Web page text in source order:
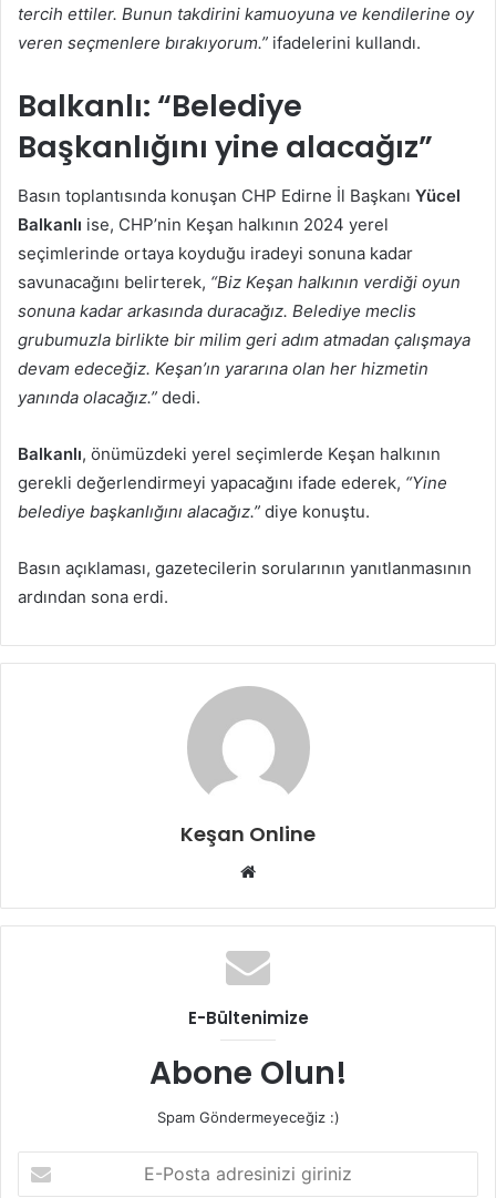
tercih ettiler. Bunun takdirini kamuoyuna ve kendilerine oy
veren seçmenlere bırakıyorum.” ifadelerini kullandı.
Balkanlı: “Belediye
Başkanlığını yine alacağız”
Basın toplantısında konuşan CHP Edirne İl Başkanı Yücel
Balkanlı ise, CHP’nin Keşan halkının 2024 yerel
seçimlerinde ortaya koyduğu iradeyi sonuna kadar
savunacağını belirterek, “Biz Keşan halkının verdiği oyun
sonuna kadar arkasında duracağız. Belediye meclis
grubumuzla birlikte bir milim geri adım atmadan çalışmaya
devam edeceğiz. Keşan’ın yararına olan her hizmetin
yanında olacağız.” dedi.
Balkanlı, önümüzdeki yerel seçimlerde Keşan halkının
gerekli değerlendirmeyi yapacağını ifade ederek, “Yine
belediye başkanlığını alacağız.” diye konuştu.
Basın açıklaması, gazetecilerin sorularının yanıtlanmasının
ardından sona erdi.
Keşan Online
Web
E-Bültenimize
Abone Olun!
Spam Göndermeyeceğiz :)
Posta